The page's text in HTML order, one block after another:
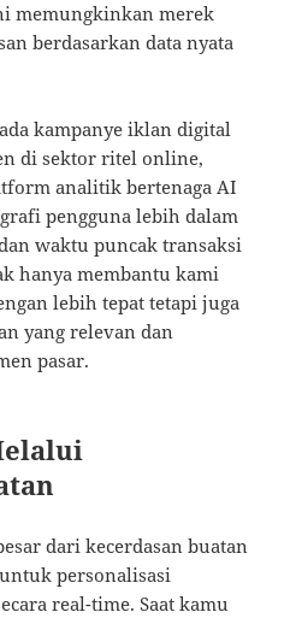
memungkinkan merek
berdasarkan data nyata
kampanye iklan digital
di sektor ritel online,
analitik bertenaga AI
pengguna lebih dalam
waktu puncak transaksi
hanya membantu kami
lebih tepat tetapi juga
yang relevan dan
pasar.
dari kecerdasan buatan
personalisasi
real-time. Saat kamu